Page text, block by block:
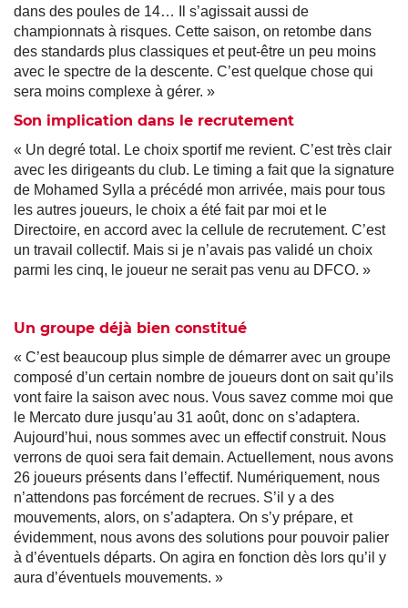
dans des poules de 14… Il s’agissait aussi de
championnats à risques. Cette saison, on retombe dans
des standards plus classiques et peut-être un peu moins
avec le spectre de la descente. C’est quelque chose qui
sera moins complexe à gérer. »
Son implication dans le recrutement
« Un degré total. Le choix sportif me revient. C’est très clair
avec les dirigeants du club. Le timing a fait que la signature
de Mohamed Sylla a précédé mon arrivée, mais pour tous
les autres joueurs, le choix a été fait par moi et le
Directoire, en accord avec la cellule de recrutement. C’est
un travail collectif. Mais si je n’avais pas validé un choix
parmi les cinq, le joueur ne serait pas venu au DFCO. »
Un groupe déjà bien constitué
« C’est beaucoup plus simple de démarrer avec un groupe
composé d’un certain nombre de joueurs dont on sait qu’ils
vont faire la saison avec nous. Vous savez comme moi que
le Mercato dure jusqu’au 31 août, donc on s’adaptera.
Aujourd’hui, nous sommes avec un effectif construit. Nous
verrons de quoi sera fait demain. Actuellement, nous avons
26 joueurs présents dans l’effectif. Numériquement, nous
n’attendons pas forcément de recrues. S’il y a des
mouvements, alors, on s’adaptera. On s’y prépare, et
évidemment, nous avons des solutions pour pouvoir palier
à d’éventuels départs. On agira en fonction dès lors qu’il y
aura d’éventuels mouvements. »